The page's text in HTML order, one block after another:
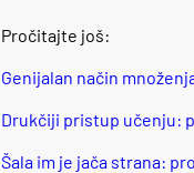
Pročitajte još:
Genijalan način
Drukčiji pristup učenju:
Šala im je jača strana: